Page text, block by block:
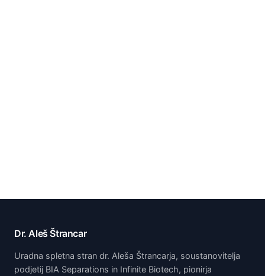
Dr. Aleš Štrancar
Uradna spletna stran dr. Aleša Štrancarja, soustanovitelja
podjetij BIA Separations in Infinite Biotech, pionirja